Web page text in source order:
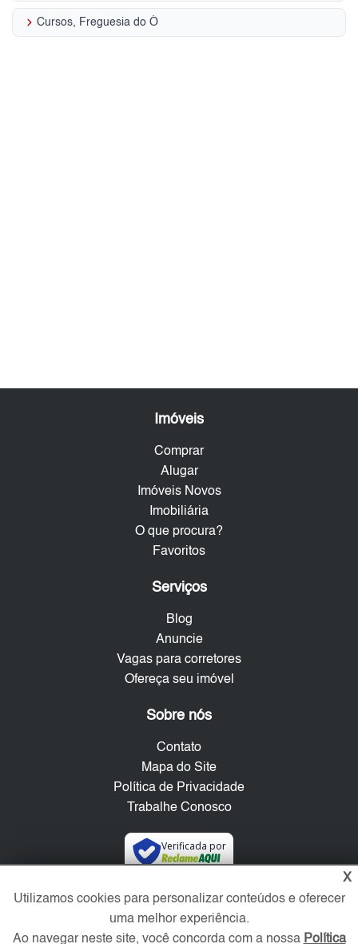
keyboard_arrow_right Cursos, Freguesia do Ó
Imóveis
Comprar
Alugar
Imóveis Novos
Imobiliária
O que procura?
Favoritos
Serviços
Blog
Anuncie
Vagas para corretores
Ofereça seu imóvel
Sobre nós
Contato
Mapa do Site
Política de Privacidade
Trabalhe Conosco
Verificada por
Redes Sociais
X
Utilizamos cookies para personalizar conteúdos e oferecer
uma melhor experiência.
Ao navegar neste site, você concorda com a nossa Política